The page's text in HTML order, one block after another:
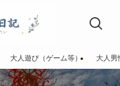
大人遊び（ゲーム等） 大人男